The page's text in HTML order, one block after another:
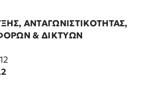
ΑΝΤΑΓΩΝΙΣΤΙΚΟΤΗΤΑΣ,
& ΔΙΚΤΥΩΝ